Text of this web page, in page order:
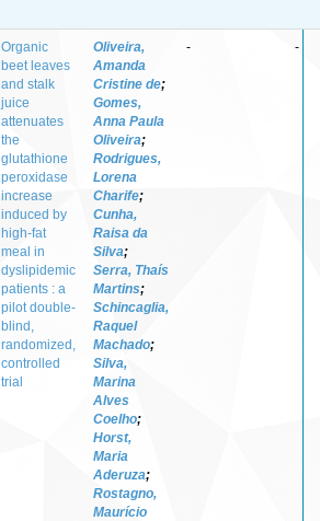
Organic
beet leaves
and stalk
juice
attenuates
the
glutathione
peroxidase
increase
induced by
high-fat
meal in
dyslipidemic
patients : a
pilot double-
blind,
randomized,
controlled
trial
Oliveira,
Amanda
Cristine de;
Gomes,
Anna Paula
Oliveira;
Rodrigues,
Lorena
Charife;
Cunha,
Raisa da
Silva;
Serra, Thaís
Martins;
Schincaglia,
Raquel
Machado;
Silva,
Marina
Alves
Coelho;
Horst,
Maria
Aderuza;
Rostagno,
Maurício
- -